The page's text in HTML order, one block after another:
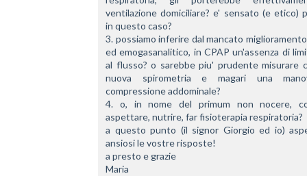
ventilazione domiciliare? e' sensato (e etico)
in questo caso?
3. possiamo inferire dal mancato
ed emogasanalitico, in CPAP un'assenza di
al flusso? o sarebbe piu' prudente misurare
nuova spirometria e magari una
compressione addominale?
4. o, in nome del primum non nocere,
aspettare, nutrire, far fisioterapia respiratoria?
a questo punto (il signor Giorgio ed io)
ansiosi le vostre risposte!
a presto e grazie
Maria